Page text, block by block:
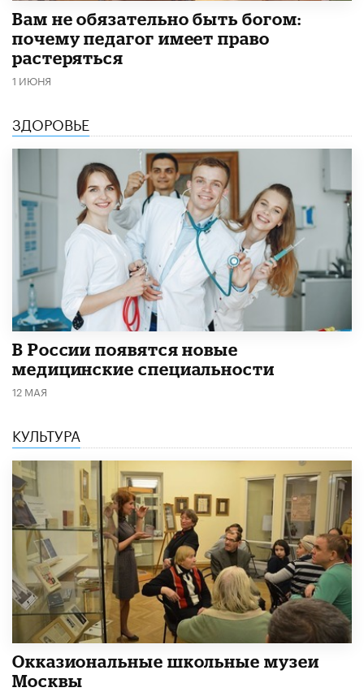
​Вам не обязательно быть богом:
почему педагог имеет право
растеряться
1 ИЮНЯ
ЗДОРОВЬЕ
В России появятся новые
медицинские специальности
12 МАЯ
КУЛЬТУРА
​Окказиональные школьные музеи
Москвы